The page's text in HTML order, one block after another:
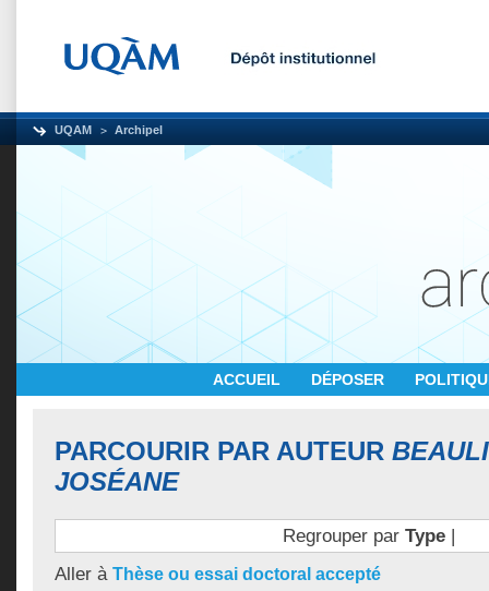
UQAM Archipel
ACCUEIL DÉPOSER
PARCOURIR PAR AUTEUR
JOSÉANE
Regrouper par Type|
Aller à Thèse ou essai doctoral accepté